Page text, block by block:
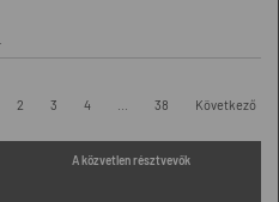
2 3 4 38 Következő
A közvetlen résztvevők